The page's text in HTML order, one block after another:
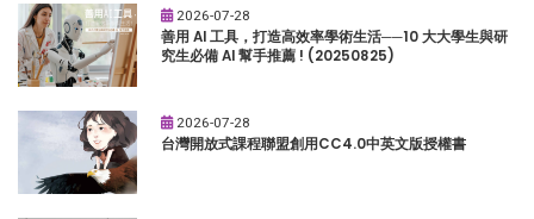
2026-07-28
善用 AI 工具，打造高效率學術生活──10 大大學生與研
究生必備 AI 幫手推薦 ! (20250825)
2026-07-28
台灣開放式課程聯盟創用CC4.0中英文版授權書